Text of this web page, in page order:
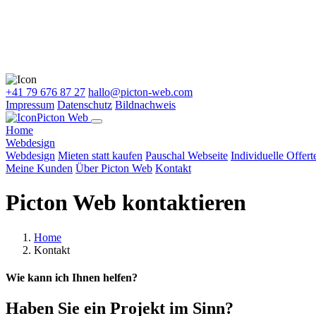
+41 79 676 87 27 hallo@picton-web.com
Impressum Datenschutz Bildnachweis
Picton Web
Home
Webdesign
Webdesign Mieten statt kaufen Pauschal Webseite Individuelle
Meine Kunden Über Picton Web Kontakt
Picton Web kontaktieren
Home
Kontakt
Wie kann ich Ihnen helfen?
Haben Sie ein Projekt im Sinn?